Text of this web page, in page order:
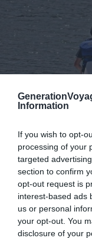
Information
If you wish to opt-
processing of your
targeted
section to confirm
opt-out request is
interest-based ads
us or personal
your opt-out. You
disclosure of your
Rendez-vous au
d’activités. Louez
au fil de l’eau.
certain que vous